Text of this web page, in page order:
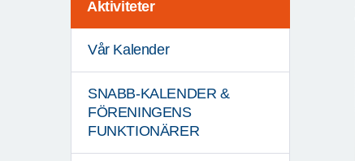
Aktiviteter
Vår Kalender
SNABB-KALENDER &
FÖRENINGENS
FUNKTIONÄRER